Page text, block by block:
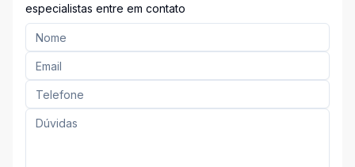
especialistas entre em contato